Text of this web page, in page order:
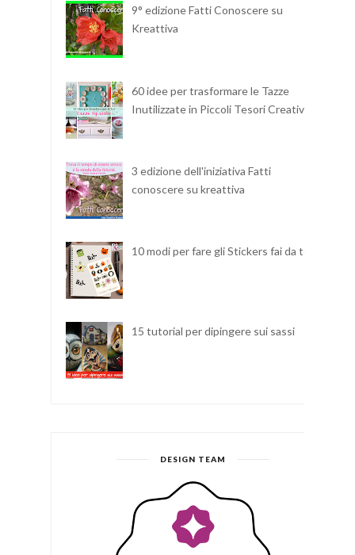
9° edizione Fatti Conoscere su
Kreattiva
60 idee per trasformare le Tazze
Inutilizzate in Piccoli Tesori Creativi
3 edizione dell'iniziativa Fatti
conoscere su kreattiva
10 modi per fare gli Stickers fai da te
15 tutorial per dipingere sui sassi
DESIGN TEAM